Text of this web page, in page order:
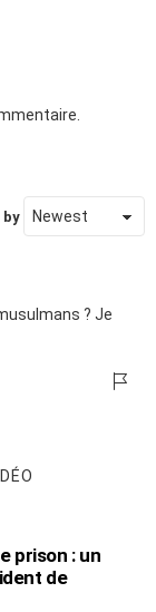
by
? Je
prison : un
de